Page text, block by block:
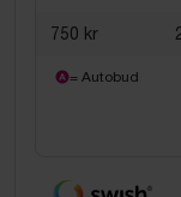
750 kr
= Autobud